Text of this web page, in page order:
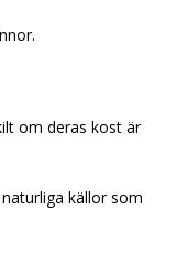
om deras kost är
källor som